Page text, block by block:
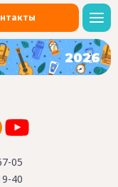
2026
05
40